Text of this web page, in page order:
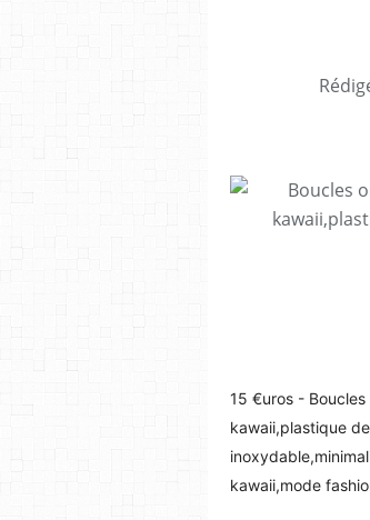
15 €uros -
kawaii,plastique
kawaii,mode